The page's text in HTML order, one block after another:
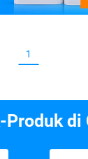
1
Produk di